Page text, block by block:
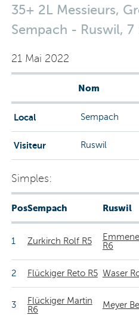
35+ 2L Messieurs,
Sempach - Ruswil, 7
21 Mai 2022
Nom
Local Sempach
Visiteur Ruswil
Simples:
PosSempach Ruswil
1 Zurkirch Rolf R5
R6
2 Flückiger Reto R5 Waser
3
Flückiger Martin
R6
Meyer